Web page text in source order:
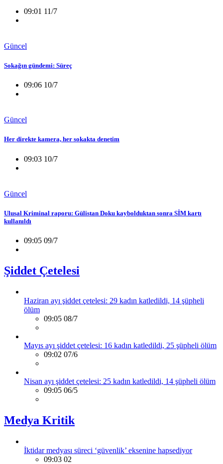
09:01 11/7
Güncel
Sokağın gündemi: Süreç
09:06 10/7
Güncel
Her direkte kamera, her sokakta denetim
09:03 10/7
Güncel
Ulusal Kriminal raporu: Gülistan Doku kaybolduktan sonra SİM kartı
kullanıldı
09:05 09/7
Şiddet Çetelesi
Haziran ayı şiddet çetelesi: 29 kadın katledildi, 14 şüpheli
ölüm
09:05 08/7
Mayıs ayı şiddet çetelesi: 16 kadın katledildi, 25 şüpheli ölüm
09:02 07/6
Nisan ayı şiddet çetelesi: 25 kadın katledildi, 14 şüpheli ölüm
09:05 06/5
Medya Kritik
İktidar medyası süreci ‘güvenlik’ eksenine hapsediyor
09:03 02